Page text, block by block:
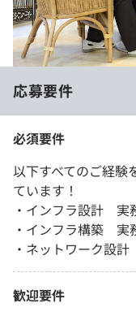
応募要件
必須要件
以下すべてのご経験
ています！
・インフラ設計 実
・インフラ構築 実
・ネットワーク設
歓迎要件